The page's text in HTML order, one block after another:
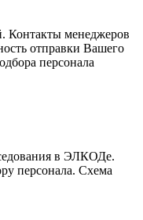
Контакты менеджеров
отправки Вашего
персонала
в ЭЛКОДе.
персонала. Схема